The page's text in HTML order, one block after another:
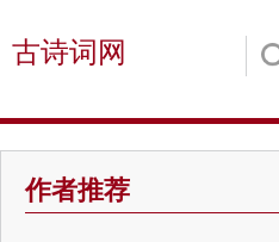
古诗词网
作者推荐